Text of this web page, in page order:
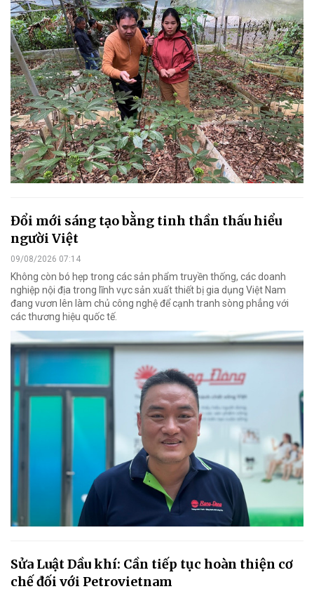
Đổi mới sáng tạo bằng tinh thần thấu hiểu
người Việt
09/08/2026 07:14
Không còn bó hẹp trong các sản phẩm truyền thống, các doanh
nghiệp nội địa trong lĩnh vực sản xuất thiết bị gia dụng Việt Nam
đang vươn lên làm chủ công nghệ để cạnh tranh sòng phẳng với
các thương hiệu quốc tế.
Sửa Luật Dầu khí: Cần tiếp tục hoàn thiện cơ
chế đối với Petrovietnam